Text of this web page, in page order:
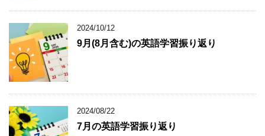
2024/10/12
9月(8月含む)の英語学習振り返り
2024/08/22
7月の英語学習振り返り